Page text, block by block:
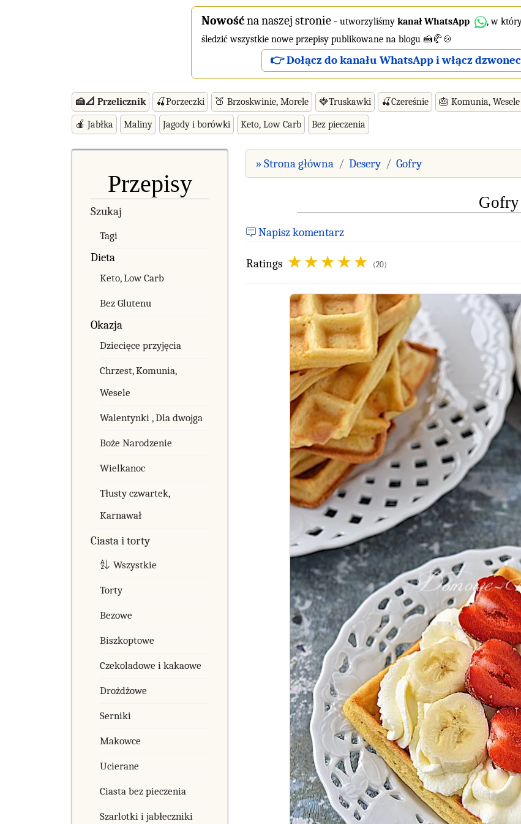
Nowośćna naszej stronie - utworzyliśmy kanał WhatsApp
, w
śledzić wszystkie nowe przepisy publikowane na blogu 🍰🥐🍲
👉 Dołącz do kanału WhatsApp i włącz
🍰📐 Przelicznik 🍒Porzeczki 🍑 Brzoskwinie, Morele 🍓Truskawki 🍒Czereśnie 🎂 Komunia, Wesele
🍎 Jabłka Maliny Jagody i borówki Keto, Low Carb Bez pieczenia
Przepisy
Szukaj
Tagi
Dieta
Keto, Low Carb
Bez Glutenu
Okazja
Dziecięce przyjęcia
Chrzest, Komunia,
Wesele
Walentynki , Dla dwojga
Boże Narodzenie
Wielkanoc
Tłusty czwartek,
Karnawał
Ciasta i torty
Wszystkie
Torty
Bezowe
Biszkoptowe
Czekoladowe i kakaowe
Drożdżowe
Serniki
Makowce
Ucierane
Ciasta bez pieczenia
Szarlotki i jabłeczniki
» Strona główna Desery Gofry
Gofry
Napisz komentarz
Ratings (20)